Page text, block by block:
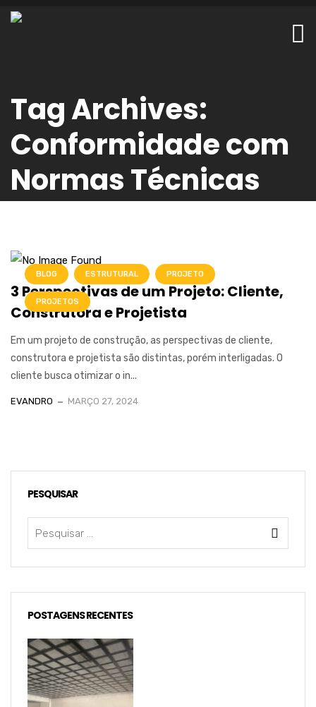
Tag Archives:
Conformidade com
Normas Técnicas
BLOG ESTRUTURAL PROJETO
PROJETOS
3 Perspectivas de um Projeto: Cliente,
Construtora e Projetista
Em um projeto de construção, as perspectivas de cliente,
construtora e projetista são distintas, porém interligadas. O
cliente busca otimizar o in...
EVANDRO MARÇO 27, 2024
PESQUISAR
POSTAGENS RECENTES